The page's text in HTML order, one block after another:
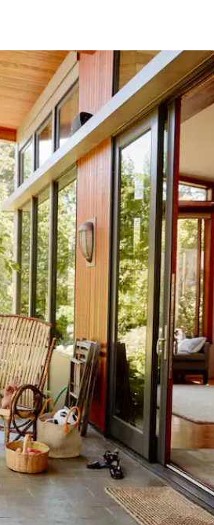
uchunguze kwa kugusa au kutelezesha